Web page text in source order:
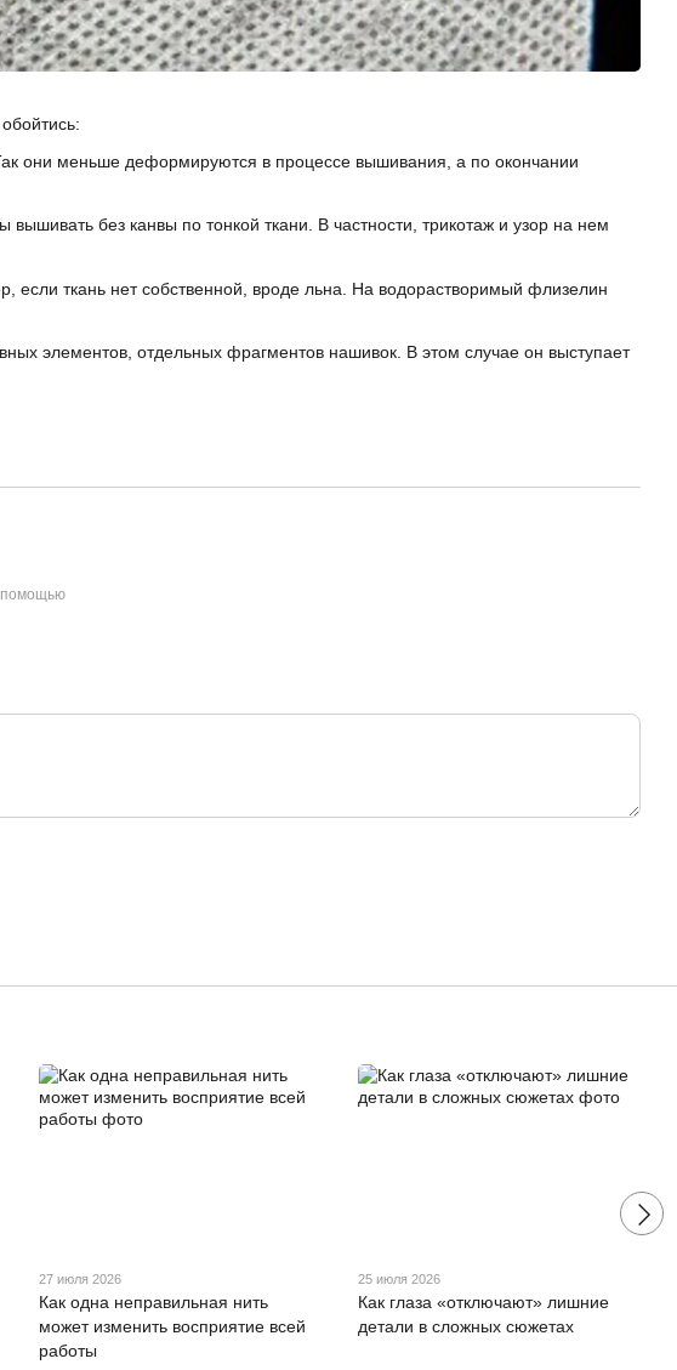
они меньше деформируются в процессе вышивания, а по окончании
без канвы по тонкой ткани. В частности, трикотаж и узор на нем
ткань нет собственной, вроде льна. На водорастворимый флизелин
элементов, отдельных фрагментов нашивок. В этом случае он выступает
помощью
27 июля 2026
Как одна неправильная нить
может изменить восприятие всей
работы
25 июля 2026
Как глаза «отключают» лишние
детали в сложных сюжетах